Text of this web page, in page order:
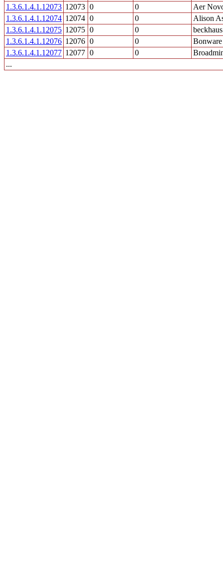
1.3.6.1.4.1.12073 12073 0 0
Aer
1.3.6.1.4.1.12074 12074 0 0
Alison
1.3.6.1.4.1.12075 12075 0 0
1.3.6.1.4.1.12076 12076 0 0
Bonware
1.3.6.1.4.1.12077 12077 0 0
...